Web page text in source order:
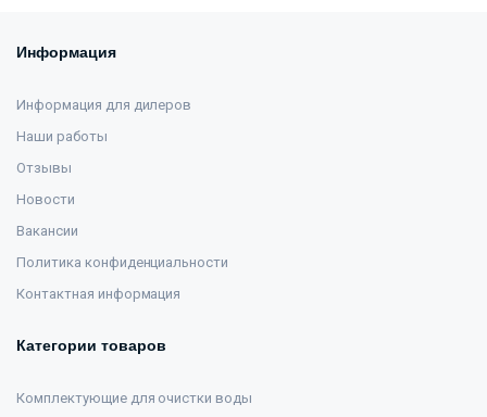
Информация
Информация для дилеров
Наши работы
Отзывы
Новости
Вакансии
Политика конфиденциальности
Контактная информация
Категории товаров
Комплектующие для очистки воды